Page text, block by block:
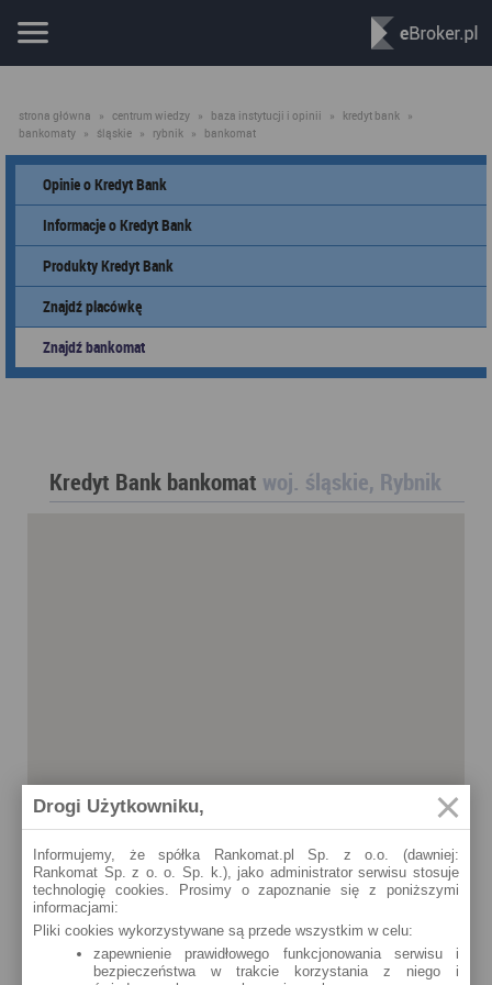
strona główna » centrum wiedzy » baza instytucji i opinii » kredyt bank »
bankomaty » śląskie » rybnik » bankomat
Opinie o Kredyt Bank
Informacje o Kredyt Bank
Produkty Kredyt Bank
Znajdź placówkę
Znajdź bankomat
Kredyt Bank bankomat woj. śląskie, Rybnik
Drogi Użytkowniku,
Informujemy, że spółka Rankomat.pl Sp. z o.o. (dawniej:
Rankomat Sp. z o. o. Sp. k.), jako administrator serwisu stosuje
technologię cookies. Prosimy o zapoznanie się z poniższymi
informacjami:
Pliki cookies wykorzystywane są przede wszystkim w celu:
zapewnienie prawidłowego funkcjonowania serwisu i
bezpieczeństwa w trakcie korzystania z niego i